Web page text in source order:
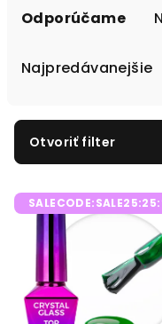
p
r
o
Odporúčame
Najpredávanejšie
Otvoriť filter
V
ý